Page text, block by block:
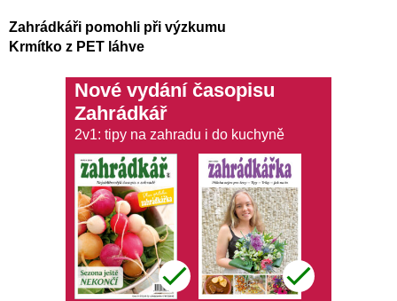
Zahrádkáři pomohli při výzkumu
Krmítko z PET láhve
Nové vydání časopisu
Zahrádkář
2v1: tipy na zahradu i do kuchyně